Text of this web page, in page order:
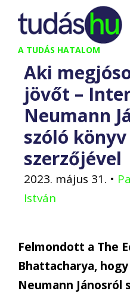
Kilépés
tartalomba
A TUDÁS HATALOM
Aki
jövőt –
Neumann
szóló
szerzőjével
2023. május 31. •
István
Felmondott a The
Bhattacharya,
Neumann Jánosról